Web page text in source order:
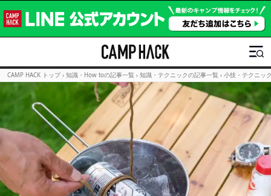
CAMP HACK トップ › 知識・How toの記事一覧 › 知識・テクニックの記事一覧 › 小技・テクニッ